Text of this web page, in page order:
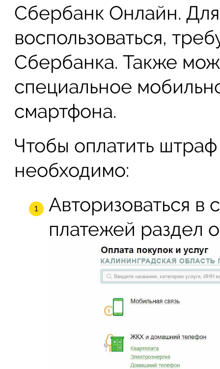
Сбербанк Онлайн.
воспользоваться,
Сбербанка. Также
специальное
смартфона.
Чтобы оплатить
необходимо:
Авторизоваться в
платежей раздел